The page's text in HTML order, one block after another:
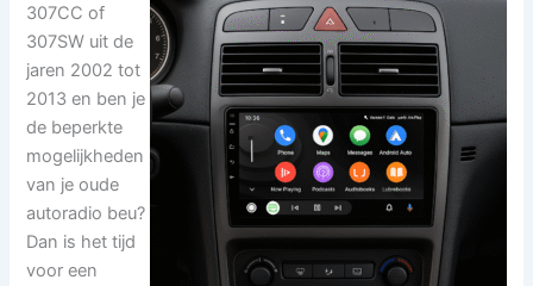
307CC of
307SW uit de
jaren 2002 tot
2013 en ben je
de beperkte
mogelijkheden
van je oude
autoradio beu?
Dan is het tijd
voor een